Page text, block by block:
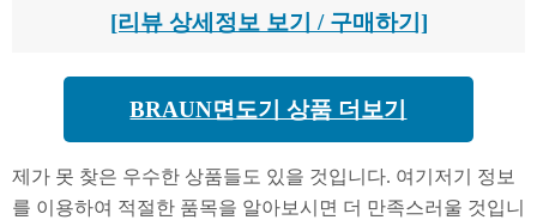
[리뷰 상세정보 보기 / 구매하기]
BRAUN면도기 상품 더보기
제가 못 찾은 우수한 상품들도 있을 것입니다. 여기저기 정보
를 이용하여 적절한 품목을 알아보시면 더 만족스러울 것입니